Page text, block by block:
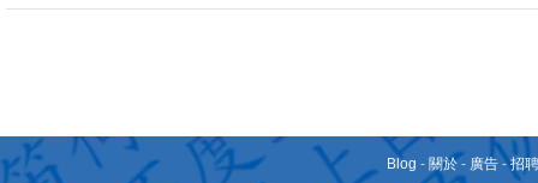
Blog - 關於 - 廣告 -招